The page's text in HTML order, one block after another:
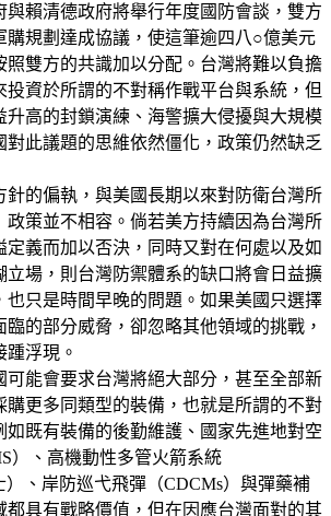
與賴清德政府將舉行年度國防會談，雙方
購規劃達成協議，使這筆逾四八○億美元
照雙方的共識加以分配。台灣將難以負擔
投資於所謂的不對稱作戰平台與系統，但
升高的封鎖演練、海警擴大侵擾與大規模
對此議題的思維依然僵化，政策仍然缺乏
針的偏執，與美國長期以來對防衛台灣所
政策並不相容。倘若美方持續因為台灣所
定義而加以否決，同時又對在何處以及如
立場，則台灣防禦體系的缺口將會日益擴
也只是時間早晚的問題。如果美國只選擇
的部分威脅，卻忽略其他領域的挑戰，
浮現。
可能會要求台灣將絕大部分，甚至全部新
購更多同類型的裝備，也就是所謂的不對
如既有裝備的後勤維護、國家先進地對空
）、高機動性多管火箭系統
）、岸防巡弋飛彈（CDCMs）與彈藥補
都具有戰略價值，但在因應台灣面對的其